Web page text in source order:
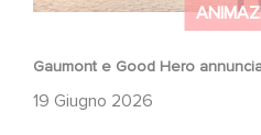
Gaumont e Good Hero
19 Giugno 2026